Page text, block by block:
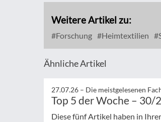
Weitere Artikel zu:
Forschung Heimtextilien
Ähnliche Artikel
27.07.26 – Die meistgelesenen
Top 5 der Woche – 30/
Diese fünf Artikel haben in